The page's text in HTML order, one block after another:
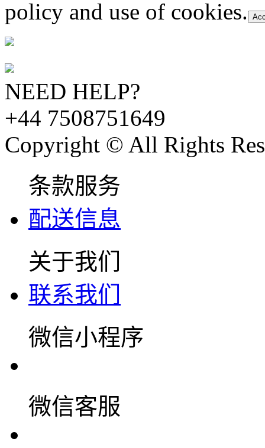
policy and use of cookies.
NEED HELP?
+44 7508751649
Copyright © All Rights
条款服务
配送信息
关于我们
联系我们
微信小程序
微信客服